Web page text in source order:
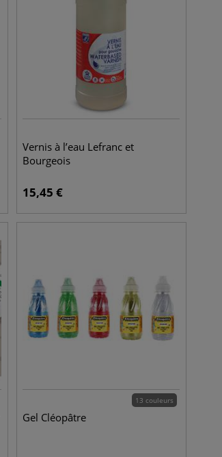
Vernis à l’eau Lefranc et
Bourgeois
15,45 €
13 couleurs
Gel Cléopâtre